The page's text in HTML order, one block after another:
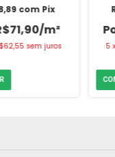
m²
com Pix
sem juros 5